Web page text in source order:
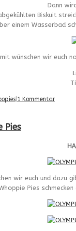
Dann
Biskuit
einem Wasserbad
wünschen wir euch
1 Kommentar
Pies
wir euch und dazu
Pies